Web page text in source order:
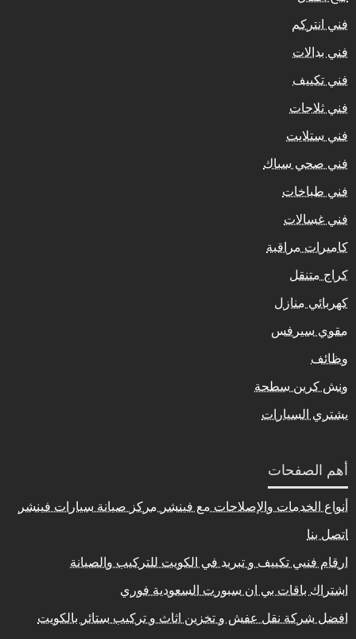
فني انتركم
فني بدالات
فني تكييف
فني ثلاجات
فني ستلايت
فني صحي سباك
فني طباخات
فني غسالات
كاميرات مراقبة
كراج متنقل
كهربائي منازل
مقوي سيرفس
وظائف
ونش كرين سطحة
يشتري السيارات
أهم الصفحات
أنواع الخدمات والإصلاحات مع فينشر مركز صيانة سيارات فينشر
اتصل بنا
ارقام فنيي تكييف و تبريد في الكويت للتركيب والصيانة
اشتراك باقات بي ان سبورت السعودية فوري
افضل شركة نقل عفش و تخزين اثاث و تركيب ستائر بالكويت